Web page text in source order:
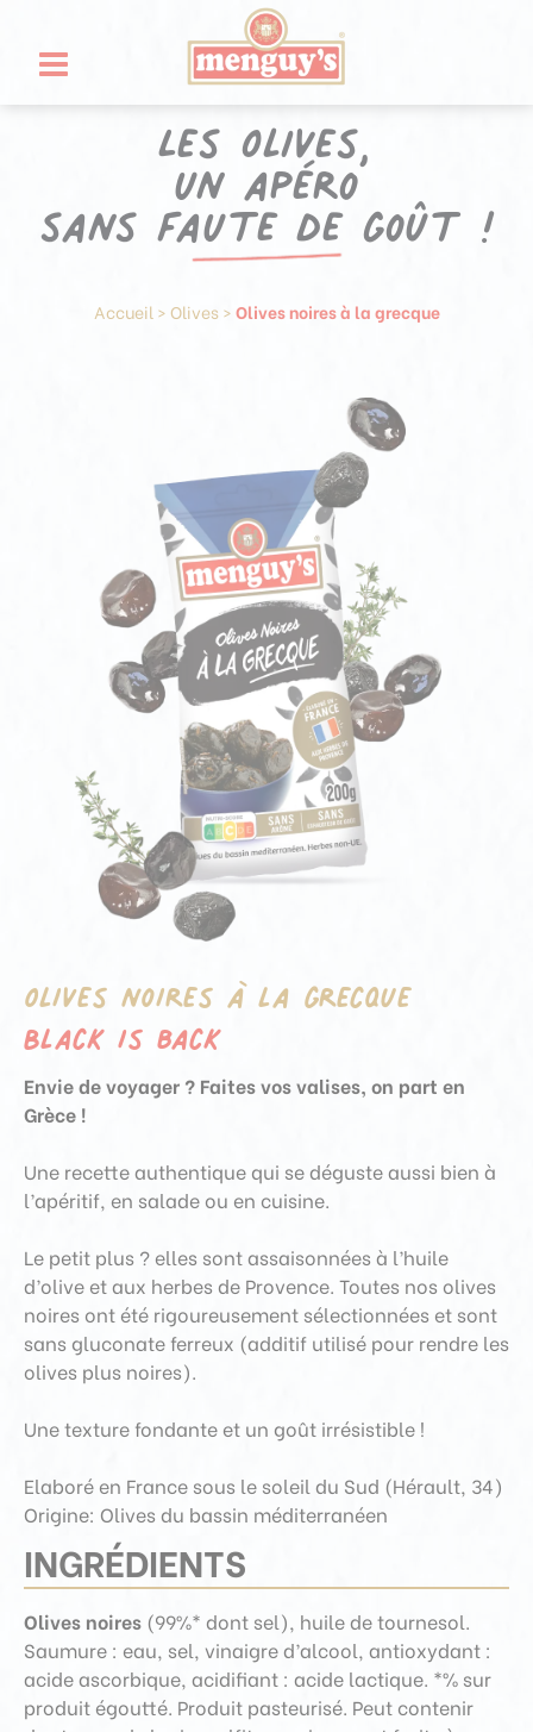
contenu
Les Olives,
un apéro
sans faute de goût !
Accueil >Olives>Olives noires à la grecque
Olives noires à la grecque
Black is back
Envie de voyager ? Faites vos valises, on part en
Grèce !
Une recette authentique qui se déguste aussi bien à
l’apéritif, en salade ou en cuisine.
Le petit plus ? elles sont assaisonnées à l’huile
d’olive et aux herbes de Provence. Toutes nos olives
noires ont été rigoureusement sélectionnées et sont
sans gluconate ferreux (additif utilisé pour rendre les
olives plus noires).
Une texture fondante et un goût irrésistible !
Elaboré en France sous le soleil du Sud (Hérault, 34)
Origine: Olives du bassin méditerranéen
INGRÉDIENTS
Olives noires (99%* dont sel), huile de tournesol.
Saumure : eau, sel, vinaigre d’alcool, antioxydant :
acide ascorbique, acidifiant : acide lactique. *% sur
produit égoutté. Produit pasteurisé. Peut contenir
Panneau de gestion des cookies